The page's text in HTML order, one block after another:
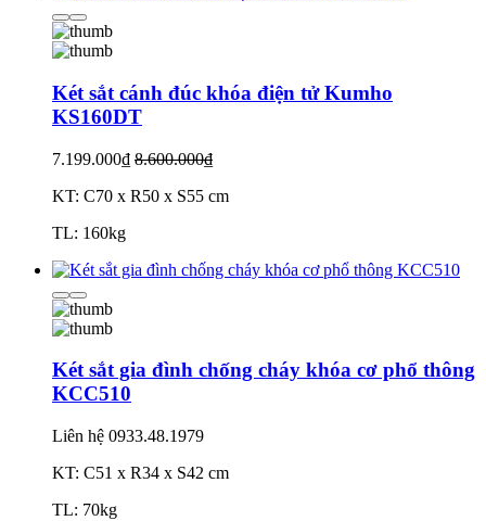
Két sắt cánh đúc khóa điện tử Kumho
KS160DT
7.199.000₫ 8.600.000₫
KT: C70 x R50 x S55 cm
TL: 160kg
Két sắt gia đình chống cháy khóa cơ phổ thông
KCC510
Liên hệ 0933.48.1979
KT: C51 x R34 x S42 cm
TL: 70kg